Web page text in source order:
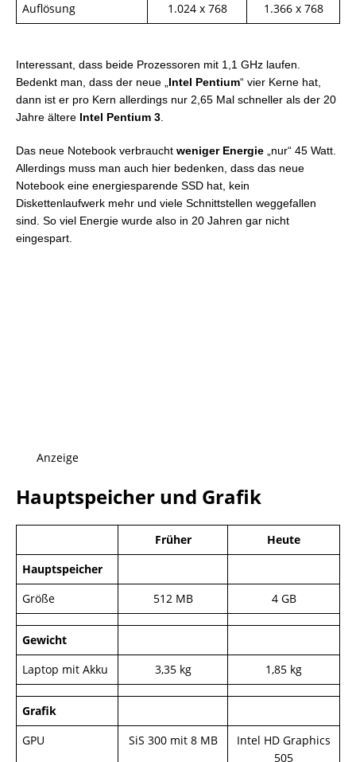
Auflösung
1.024 x 768 1.366 x 768
Interessant, dass beide Prozessoren mit 1,1 GHz laufen.
Bedenkt man, dass der neue „ Intel Pentium“ vier Kerne hat,
dann ist er pro Kern allerdings nur 2,65 Mal schneller als der 20
Jahre ältere Intel Pentium 3
Das neue Notebook verbraucht weniger Energie „nur“ 45 Watt.
Allerdings muss man auch hier bedenken, dass das neue
Notebook eine energiesparende SSD hat, kein
Diskettenlaufwerk mehr und viele Schnittstellen weggefallen
sind. So viel Energie wurde also in 20 Jahren gar nicht
eingespart.
Anzeige
Hauptspeicher und Grafik
Früher
Heute
Hauptspeicher
Größe
512 MB 4 GB
Gewicht
Laptop mit Akku
3,35 kg 1,85 kg
Grafik
GPU
SiS 300 mit 8 MB
Intel HD Graphics
505